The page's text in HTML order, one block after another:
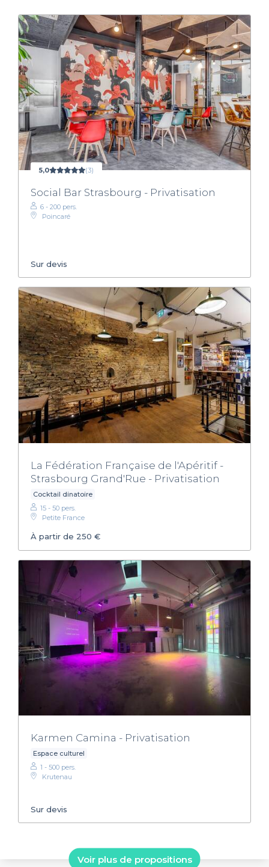
5,0 (3)
Social Bar Strasbourg - Privatisation
6 - 200 pers.
Poincaré
Sur devis
La Fédération Française de l'Apéritif -
Strasbourg Grand'Rue - Privatisation
Cocktail dinatoire
15 - 50 pers.
Petite France
À partir de 250 €
Karmen Camina - Privatisation
Espace culturel
1 - 500 pers.
Krutenau
Sur devis
Voir plus de propositions